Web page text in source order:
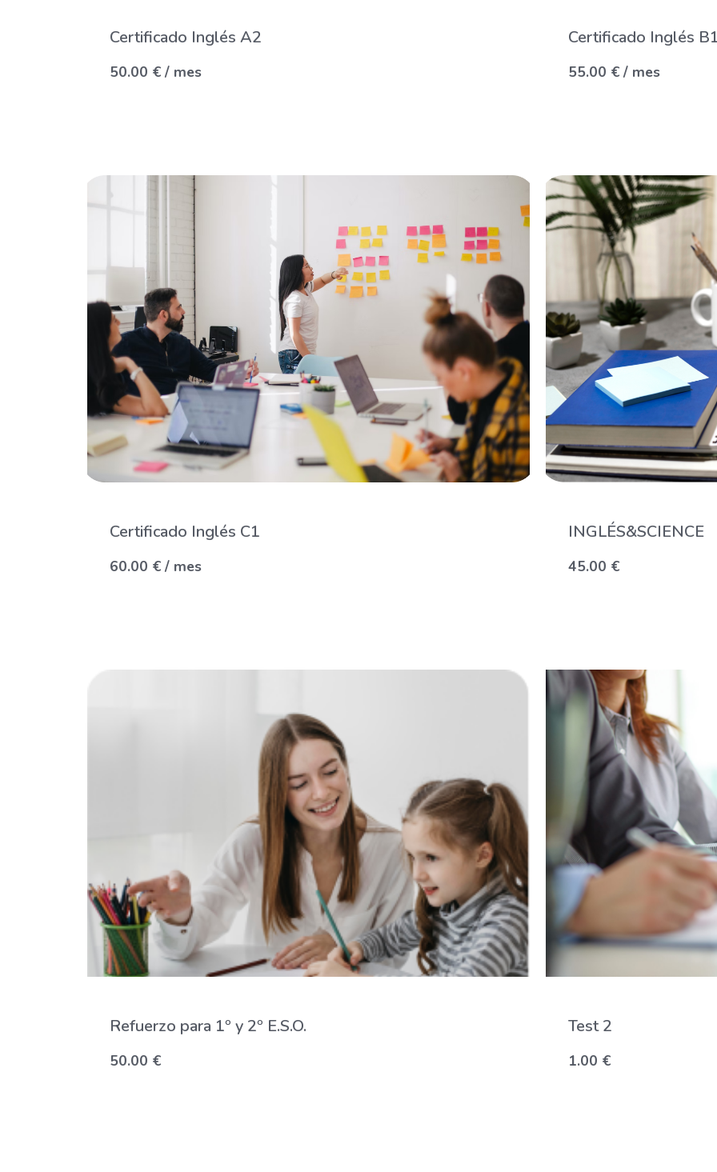
Certificado Inglés A2
50.00 € / mes
Certificado Inglés
55.00 € / mes
Certificado Inglés C1
60.00 € / mes
INGLÉS&SCIENCE
45.00 €
Refuerzo para 1º y 2º E.S.O.
50.00 €
Test 2
1.00 €